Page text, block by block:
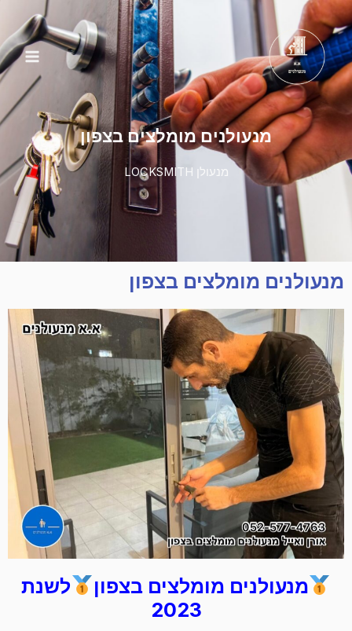
מנעולנים מומלצים בצפון
מנעולן LOCKSMITH
מנעולנים מומלצים בצפון
מנעולנים מומלצים בצפון
לשנת
2023